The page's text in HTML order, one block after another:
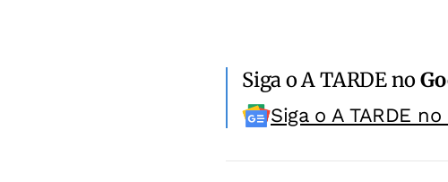
Siga o A TARDE no
Siga o A TARDE